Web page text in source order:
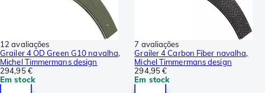
12 avaliações
Grailer 4 OD Green G10 navalha,
Michel Timmermans design
294,95 €
Em stock
7 avaliações
Grailer 4 Carbon Fiber navalha,
Michel Timmermans design
294,95 €
Em stock